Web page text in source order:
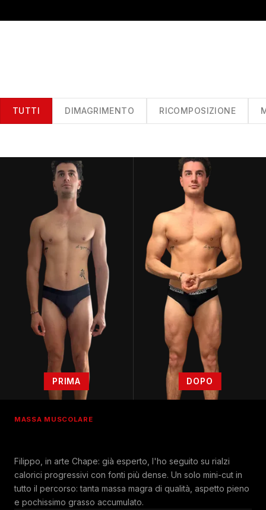
TUTTI DIMAGRIMENTO RICOMPOSIZIONE
PRIMA DOPO
MASSA MUSCOLARE
Filippo, in arte Chape: già esperto, l'ho seguito su rialzi
calorici progressivi con fonti più dense. Un solo mini-cut in
tutto il percorso: tanta massa magra di qualità, aspetto pieno
e pochissimo grasso accumulato.